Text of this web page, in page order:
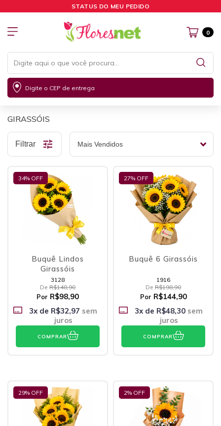
STATUS DO MEU PEDIDO
0
Digite o CEP de entrega
GIRASSÓIS
Filtrar
34% OFF
Buquê Lindos
Girassóis
3128
De R$148,90
Por R$98,90
3x de R$32,97 sem
juros
COMPRAR
27% OFF
Buquê 6 Girassóis
1916
De R$198,90
Por R$144,90
3x de R$48,30 sem
juros
COMPRAR
29% OFF 2% OFF